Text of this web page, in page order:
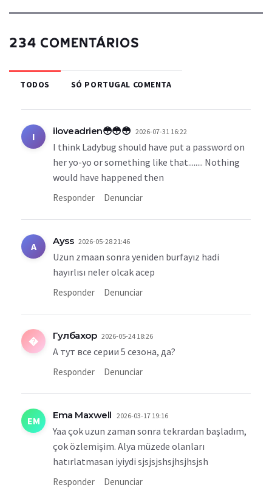
234 COMENTÁRIOS
TODOS SÓ PORTUGAL COMENTA
I iloveadrien😳😳😳 2026-07-31 16:22
I think Ladybug should have put a password on
her yo-yo or something like that........ Nothing
would have happened then
Responder Denunciar
A Ayss 2026-05-28 21:46
Uzun zmaan sonra yeniden burfayız hadi
hayırlısı neler olcak acep
Responder Denunciar
� Гулбахор 2026-05-24 18:26
А тут все серии 5 сезона, да?
Responder Denunciar
EM Ema Maxwell 2026-03-17 19:16
Yaa çok uzun zaman sonra tekrardan başladım,
çok özlemişim. Alya müzede olanları
hatırlatmasan iyiydi sjsjsjshsjhsjhsjsh
Responder Denunciar